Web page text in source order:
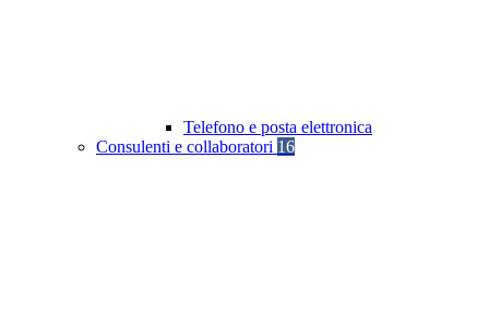
Telefono e posta elettronica
Consulenti e collaboratori 16